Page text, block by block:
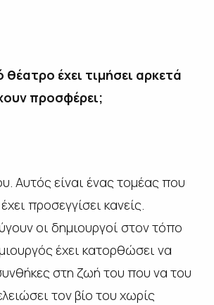
θέατρο έχει τιμήσει αρκετά
προσφέρει;
Αυτός είναι ένας τομέας που
προσεγγίσει κανείς.
οι δημιουργοί στον τόπο
έχει κατορθώσει να
στη ζωή του που να του
τον βίο του χωρίς